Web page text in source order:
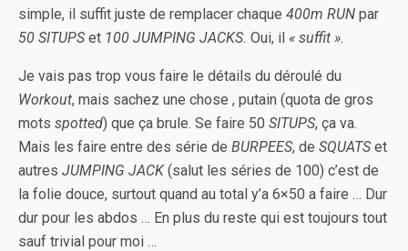
simple, il suffit juste de remplacer chaque 400m RUN par
50 SITUPS et 100 JUMPING JACKS. Oui, il « suffit ».
Je vais pas trop vous faire le détails du déroulé du
Workout, mais sachez une chose , putain (quota de gros
mots spotted) que ça brule. Se faire 50 SITUPS, ça va.
Mais les faire entre des série de BURPEES, de SQUATS et
autres JUMPING JACK(salut les séries de 100) c’est de
la folie douce, surtout quand au total y’a 6×50 a faire … Dur
dur pour les abdos … En plus du reste qui est toujours tout
sauf trivial pour moi …